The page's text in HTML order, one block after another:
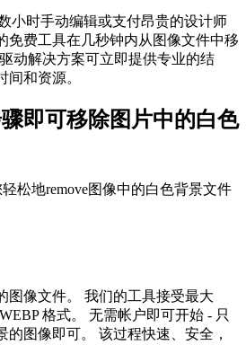
小时手动编辑或支付昂贵的设计师
免费工具在几秒钟内从图像文件中移
动解决方案可立即提供专业的结
和资源。
即可移除图片中的白色
松地remove图像中的白色背景文件
图像文件。 我们的工具接受最大
格式。 无需帐户即可开始 - 只
的图像即可。 该过程快速、安全，